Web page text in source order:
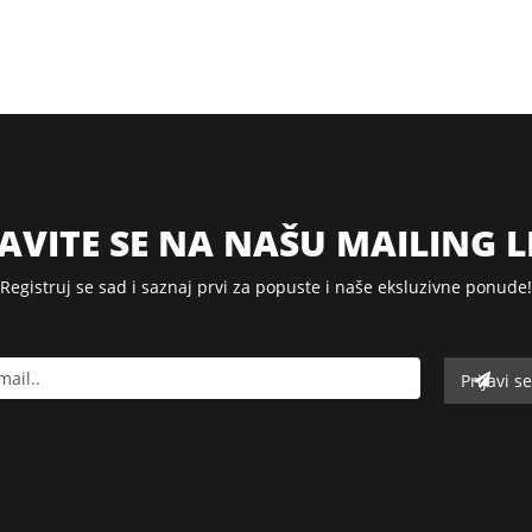
SE NA NAŠU MAILING
Registruj se sad i saznaj prvi za popuste i naše eksluzivne ponude!